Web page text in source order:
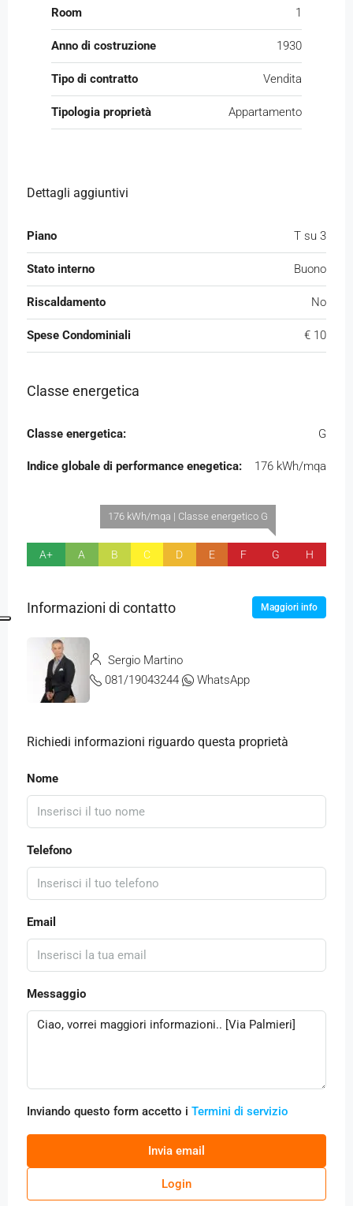
Room 1
Anno di costruzione 1930
Tipo di contratto Vendita
Tipologia proprietà Appartamento
Dettagli aggiuntivi
Piano T su 3
Stato interno Buono
Riscaldamento No
Spese Condominiali € 10
Classe energetica
Classe energetica: G
Indice globale di performance enegetica: 176 kWh/mqa
A+ A B C D E F
176 kWh/mqa | Classe energetico G
G H
Informazioni di contatto Maggiori info
Sergio Martino
081/19043244
WhatsApp
Richiedi informazioni riguardo questa proprietà
Nome
Telefono
Email
Messaggio
Inviando questo form accetto i Termini di servizio
Invia email
Login